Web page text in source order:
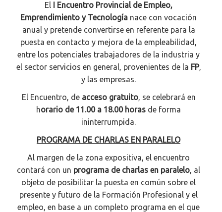
El I Encuentro Provincial de Empleo,
Emprendimiento y Tecnología nace con vocación
anual y pretende convertirse en referente para la
puesta en contacto y mejora de la empleabilidad,
entre los potenciales trabajadores de la industria y
el sector servicios en general, provenientes de la FP,
y las empresas.
El Encuentro, deacceso gratuito, se celebrará en
horario de 11.00 a 18.00 horas de forma
ininterrumpida.
PROGRAMA DE CHARLAS EN PARALELO
Al margen de la zona expositiva, el encuentro
contará con un programa de charlas en paralelo, al
objeto de posibilitar la puesta en común sobre el
presente y futuro de la Formación Profesional y el
empleo, en base a un completo programa en el que